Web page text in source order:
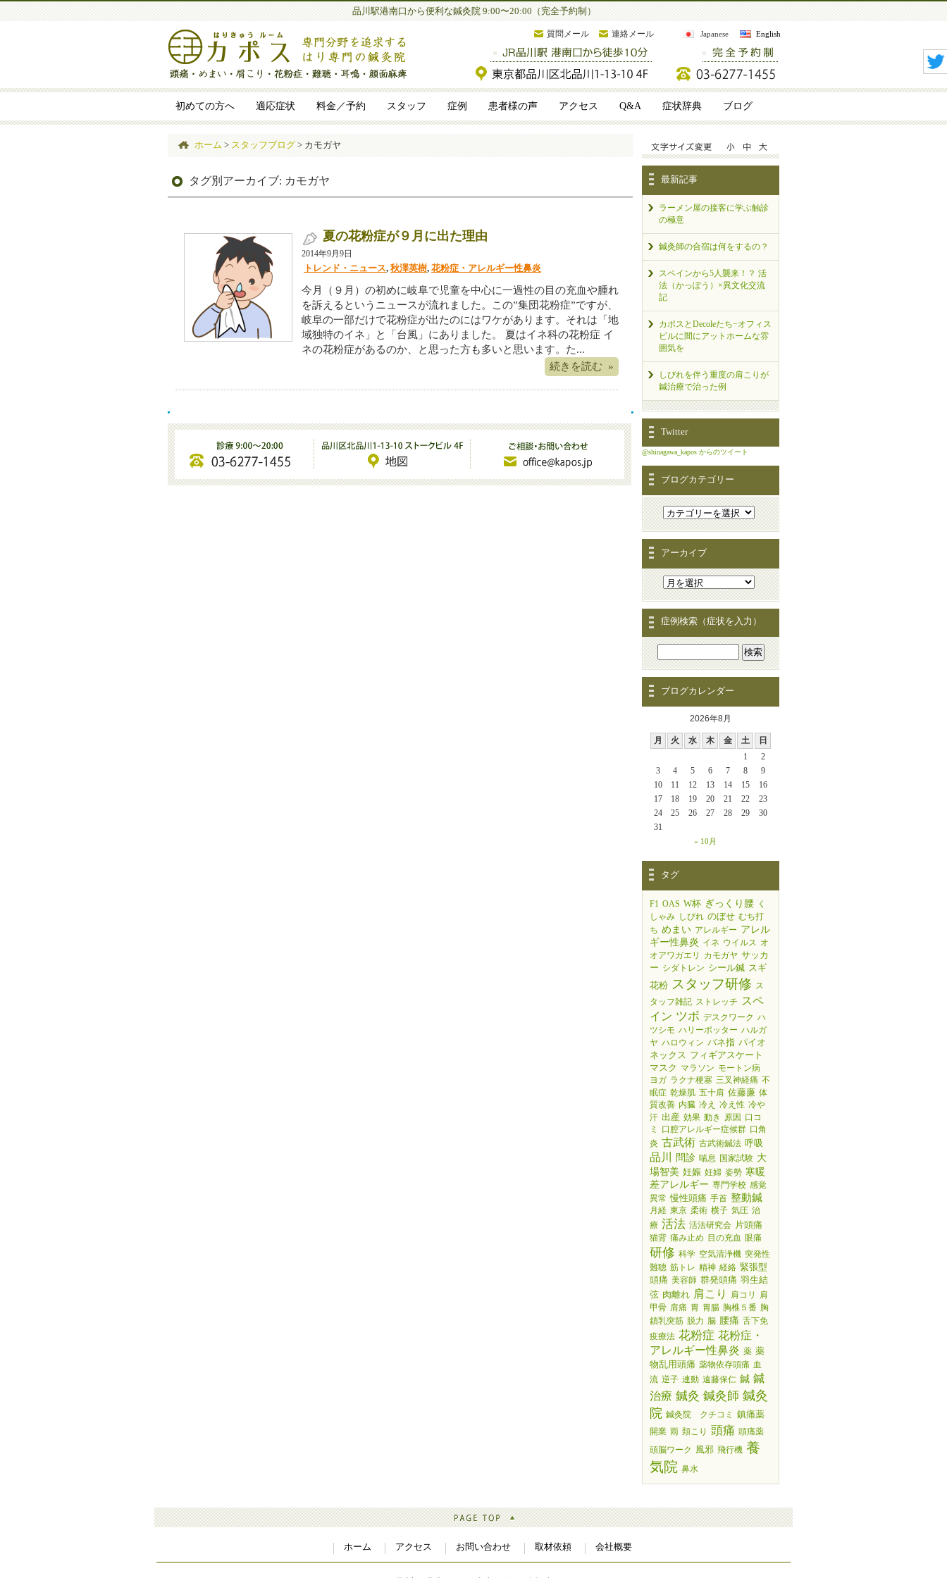
品川駅港南口から便利な鍼灸院 9:00〜20:00（完全予約制）
質問メール 連絡メール Japanese English
初めての方へ 適応症状 料金／予約 スタッフ 症例 患者様の声 アクセス Q&A 症状辞典 ブログ
ホーム > スタッフブログ > カモガヤ
タグ別アーカイブ: カモガヤ
夏の花粉症が９月に出た理由
2014年9月9日
トレンド・ニュース, 秋澤英樹, 花粉症・アレルギー性鼻炎
今月（９月）の初めに岐阜で児童を中心に一過性の目の充血や腫れ
を訴えるというニュースが流れました。この”集団花粉症”ですが、
岐阜の一部だけで花粉症が出たのにはワケがあります。それは「地
域独特のイネ」と「台風」にありました。 夏はイネ科の花粉症 イ
ネの花粉症があるのか、と思った方も多いと思います。た...
続きを読む »
最新記事
ラーメン屋の接客に学ぶ触診
の極意
鍼灸師の合宿は何をするの？
スペインから5人襲来！？ 活
法（かっぽう）×異文化交流
記
カポスとDecoleたち−オフィス
ビルに間にアットホームな雰
囲気を
しびれを伴う重度の肩こりが
鍼治療で治った例
Twitter
@shinagawa_kapos からのツイート
ブログカテゴリー
アーカイブ
症例検索（症状を入力）
ブログカレンダー
2026年8月
月 火 水 木 金 土
日
1
2
3
4 5 6 7 8
9
10
11 12 13 14 15
16
17
18 19 20 21 22
23
24
25 26 27 28 29
30
31
« 10月
タグ
F1 OAS W杯 ぎっくり腰 く
しゃみ しびれ のぼせ むち打
ち めまい アレルギー アレル
ギー性鼻炎 イネ ウイルス オ
オアワガエリ
カモガヤ サッカ
ー シダトレン シール鍼 スギ
花粉 スタッフ研修 ス
タッフ雑記 ストレッチ スペ
イン ツボ デスクワーク ハ
ツシモ ハリーポッター ハルガ
ヤ ハロウィン バネ指 パイオ
ネックス フィギアスケート
マスク マラソン モートン病
ヨガ ラクナ梗塞 三叉神経痛 不
眠症 乾燥肌 五十肩 佐藤廉 体
質改善 内臓 冷え 冷え性 冷や
汗 出産 効果 動き 原因 口コ
ミ
口腔アレルギー症候群 口角
炎 古武術 古武術鍼法 呼吸
品川 問診 喘息 国家試験 大
場智美 妊娠 妊婦 姿勢 寒暖
差アレルギー 専門学校 感覚
異常 慢性頭痛 手首 整動鍼
月経 東京 柔術 横子 気圧 治
療 活法 活法研究会 片頭痛
猫背 痛み止め 目の充血 眼痛
研修 科学 空気清浄機 突発性
難聴 筋トレ 精神 経絡 緊張型
頭痛 美容師 群発頭痛 羽生結
弦 肉離れ 肩こり 肩コリ
肩
甲骨 肩痛 胃 胃腸 胸椎５番 胸
鎖乳突筋 脱力 脳 腰痛 舌下免
疫療法 花粉症 花粉症・
アレルギー性鼻炎 薬 薬
物乱用頭痛 薬物依存頭痛 血
流 逆子 連動 遠藤保仁 鍼 鍼
治療 鍼灸 鍼灸師 鍼灸
院 鍼灸院 クチコミ 鎮痛薬
開業 雨 頚こり 頭痛 頭痛薬
頭脳ワーク 風邪 飛行機 養
気院 鼻水
ホーム アクセス お問い合わせ 取材依頼 会社概要